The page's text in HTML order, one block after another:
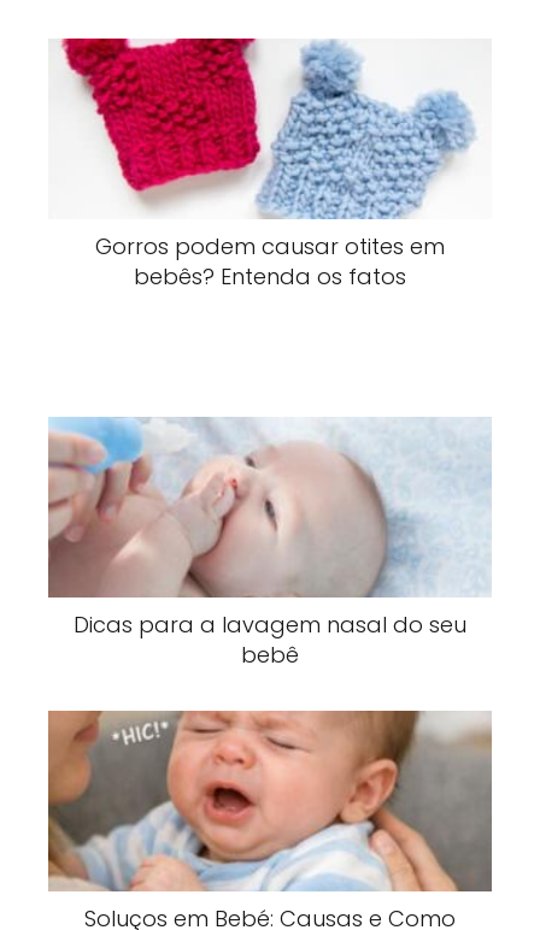
Gorros podem causar otites em
bebês? Entenda os fatos
Dicas para a lavagem nasal do seu
bebê
Soluços em Bebé: Causas e Como